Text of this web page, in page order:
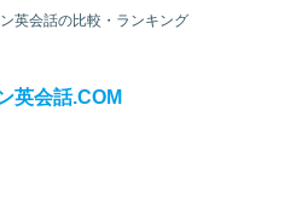
英会話の比較・ランキング
英会話.COM